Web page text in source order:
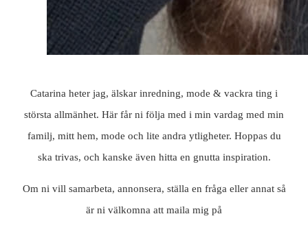
Catarina heter jag, älskar inredning, mode & vackra ting i
största allmänhet. Här får ni följa med i min vardag med min
familj, mitt hem, mode och lite andra ytligheter. Hoppas du
ska trivas, och kanske även hitta en gnutta inspiration.
Om ni vill samarbeta, annonsera, ställa en fråga eller annat så
är ni välkomna att maila mig på